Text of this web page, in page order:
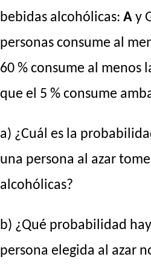
bebidas alcohólicas: A y
personas consume al
60 % consume al menos
que el 5 % consume
a) ¿Cuál es la
una persona al azar
alcohólicas?
b) ¿Qué probabilidad
persona elegida al azar